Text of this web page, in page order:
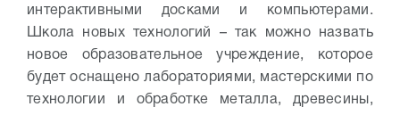
интерактивными досками и компьютерами.
Школа новых технологий – так можно назвать
новое образовательное учреждение, которое
будет оснащено лабораториями, мастерскими по
технологии и обработке металла, древесины,